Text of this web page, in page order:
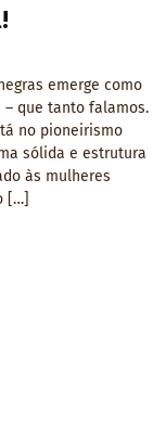
emerge como
que tanto falamos.
no pioneirismo
sólida e estrutura
às mulheres
[…]